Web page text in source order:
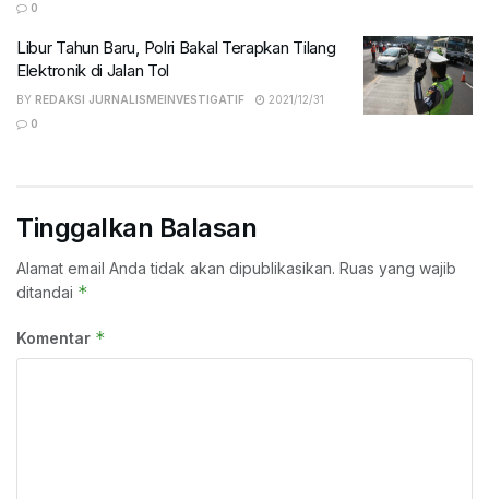
0
Libur Tahun Baru, Polri Bakal Terapkan Tilang
Elektronik di Jalan Tol
BY REDAKSI JURNALISMEINVESTIGATIF
2021/12/31
0
Tinggalkan Balasan
Alamat email Anda tidak akan dipublikasikan. Ruas yang wajib
ditandai *
Komentar *